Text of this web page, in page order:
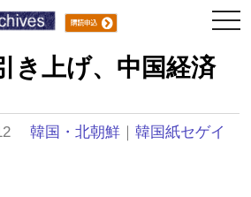
き上げ、中国経済
12韓国・北朝鮮 ｜韓国紙セゲイ